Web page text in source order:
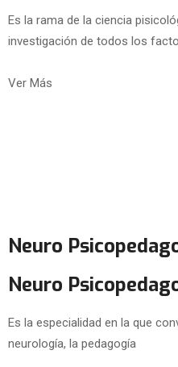
Es la rama de la ciencia
investigación de todos los
Ver Más
Neuro
Neuro
Es la especialidad en la que
neurología, la pedagogía